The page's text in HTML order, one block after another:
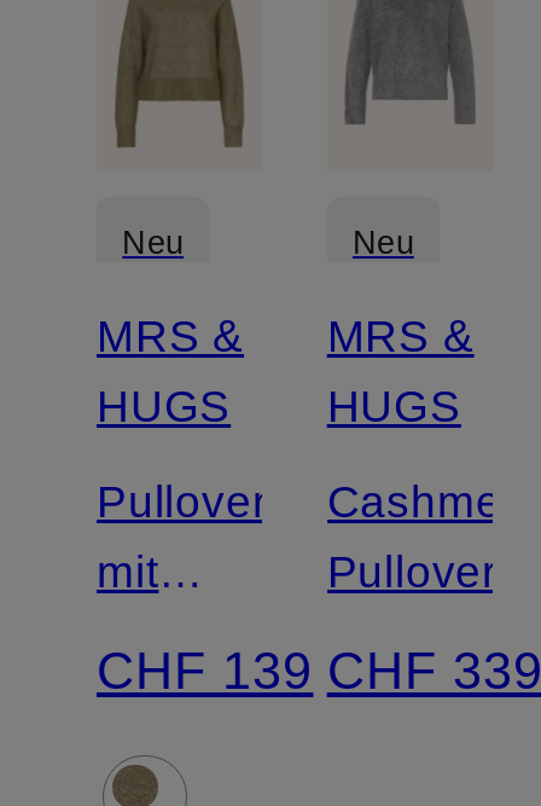
Neu
Zertifiziert
MRS &
HUGS
Pullover
mit
Mohair
CHF 139
Neu
Zertifiziert
MRS &
HUGS
Pullover
CHF